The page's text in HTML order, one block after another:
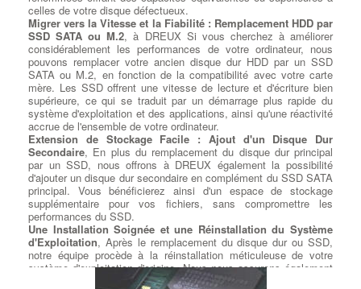
celles de votre disque défectueux.
Migrer vers la Vitesse et la Fiabilité : Remplacement HDD par
SSD SATA ou M.2, à DREUX Si vous cherchez à améliorer
considérablement les performances de votre ordinateur, nous
pouvons remplacer votre ancien disque dur HDD par un SSD
SATA ou M.2, en fonction de la compatibilité avec votre carte
mère. Les SSD offrent une vitesse de lecture et d'écriture bien
supérieure, ce qui se traduit par un démarrage plus rapide du
système d'exploitation et des applications, ainsi qu'une réactivité
accrue de l'ensemble de votre ordinateur.
Extension de Stockage Facile : Ajout d'un Disque Dur
Secondaire, En plus du remplacement du disque dur principal
par un SSD, nous offrons à DREUX également la possibilité
d'ajouter un disque dur secondaire en complément du SSD SATA
principal. Vous bénéficierez ainsi d'un espace de stockage
supplémentaire pour vos fichiers, sans compromettre les
performances du SSD.
Une Installation Soignée et une Réinstallation du Système
d'Exploitation, Après le remplacement du disque dur ou SSD,
notre équipe procède à la réinstallation méticuleuse de votre
système d'exploitation d'origine. Nous nous assurons également
de respecter la licence utilisateur du client pour une expérience